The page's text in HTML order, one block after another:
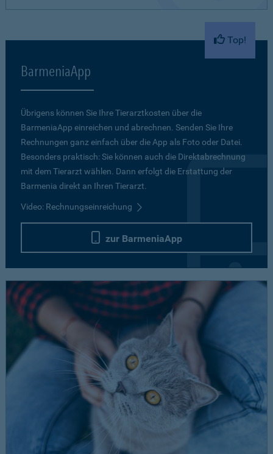
Top!
BarmeniaApp
Übrigens können Sie Ihre Tierarztkosten über die
BarmeniaApp einreichen und abrechnen. Senden Sie Ihre
Rechnungen ganz einfach über die App als Foto oder Datei.
Besonders praktisch: Sie können auch die Direktabrechnung
mit dem Tierarzt wählen. Dann erfolgt die Erstattung der
Barmenia direkt an Ihren Tierarzt.
Video: Rechnungseinreichung
zur BarmeniaApp